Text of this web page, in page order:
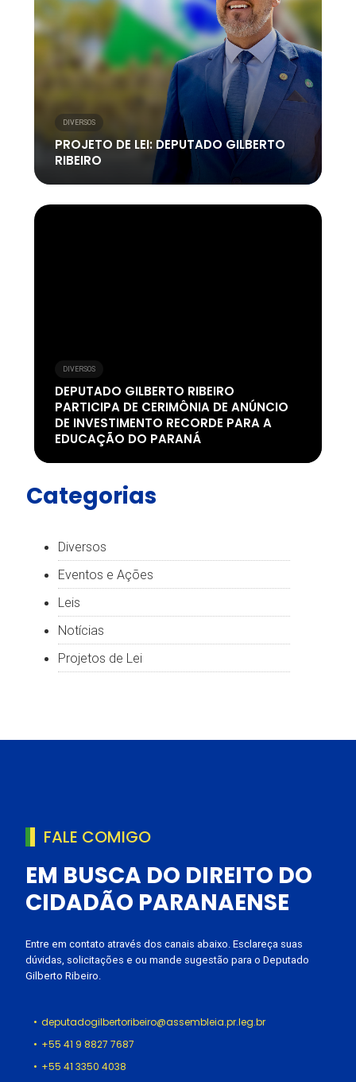
DIVERSOS
PROJETO DE LEI: DEPUTADO GILBERTO
RIBEIRO
DIVERSOS
DEPUTADO GILBERTO RIBEIRO
PARTICIPA DE CERIMÔNIA DE ANÚNCIO
DE INVESTIMENTO RECORDE PARA A
EDUCAÇÃO DO PARANÁ
Categorias
Diversos
Eventos e Ações
Leis
Notícias
Projetos de Lei
FALE COMIGO
EM BUSCA DO DIREITO DO
CIDADÃO PARANAENSE
Entre em contato através dos canais abaixo. Esclareça suas
dúvidas, solicitações e ou mande sugestão para o Deputado
Gilberto Ribeiro.
deputadogilbertoribeiro@assembleia.pr.leg.br
+55 41 9 8827 7687
+55 41 3350 4038